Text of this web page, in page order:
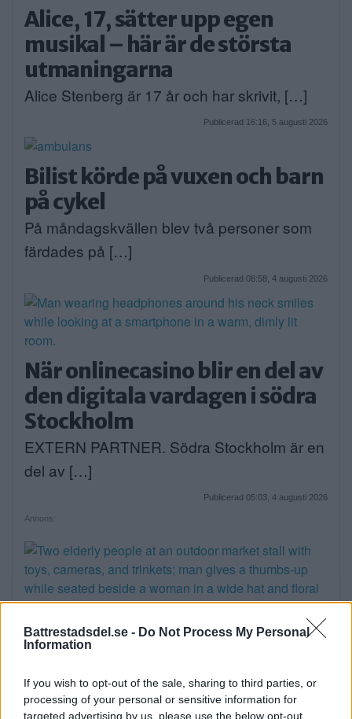
Battrestadsdel.se - Do Not Process My Personal
Information
If you wish to opt-out of the sale, sharing to third parties, or
processing of your personal or sensitive information for
targeted advertising by us, please use the below opt-out
Alice, 17, sätter upp egen
musikal – här är de största
utmaningarna
Alice Stenberg är 17 år och har skrivit, […]
Publicerad 16:16, 5 augusti 2026
Bilist körde på vuxen och barn
på cykel
På måndagskvällen blev två personer som
färdades på […]
Publicerad 08:58, 4 augusti 2026
När onlinecasino blir en del av
den digitala vardagen i södra
Stockholm
EXTERN PARTNER. Södra Stockholm är en
del av […]
Publicerad 05:03, 4 augusti 2026
Annons:
Sommartorget i Älvsjö
På måndagseftermiddagen öppnade
aktiviteterna på Älvsjö torg. Artisten […]